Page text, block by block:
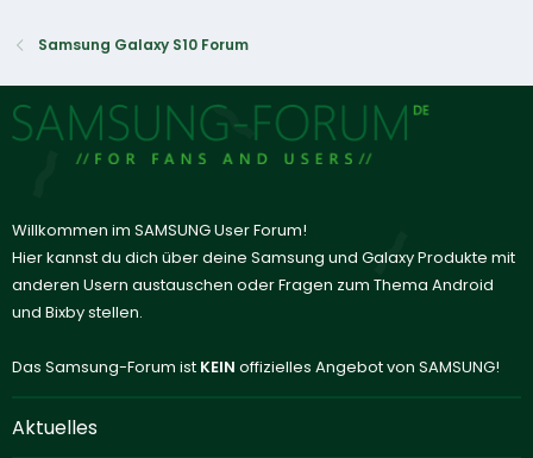
Samsung Galaxy S10 Forum
Willkommen im SAMSUNG User Forum!
Hier kannst du dich über deine Samsung und Galaxy Produkte mit
anderen Usern austauschen oder Fragen zum Thema Android
und Bixby stellen.
Das Samsung-Forum ist KEIN offizielles Angebot von SAMSUNG!
Aktuelles